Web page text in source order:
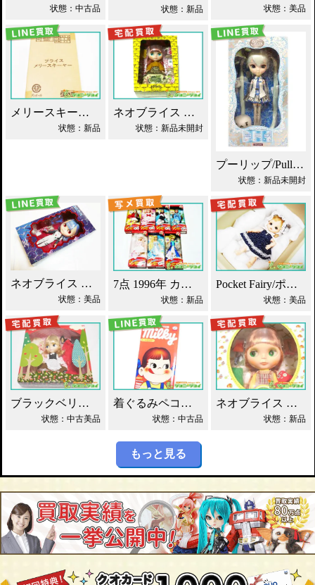
状態：中古品 状態：新品 状態：美品
メリースキーヤー ネオブライス タカラ買取！
状態：新品
ネオブライス あちゃちゅむずきん Blythe 人形 買取！
状態：新品未開封
プーリップ/Pullip 雪ミク 初音ミク 買取
状態：新品未開封
ネオブライス エヴァンゲリオン 綾波レイ 買取！
状態：美品
7点 1996年 カレンダーガール ジェニー人形 買取！
状態：新品
Pocket Fairy/ポケットフェアリー PF ドール買取！
状態：美品
ブラックベリーブッシュ ネオブライス Blythe買取！
状態：中古美品
着ぐるみペコちゃん ベアブリック 400% 買取！
状態：中古品
ネオブライス グルーヴィーグルーヴ タカラ買取！
状態：新品
もっと見る